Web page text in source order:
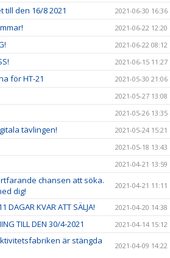
den 16/8 2021 2021-06-30 16:36
2021-06-22 12:20
2021-06-22 08:12
2021-06-15 11:27
för HT-21 2021-05-30 21:06
2021-05-27 13:08
2021-05-26 13:35
tävlingen! 2021-05-24 15:21
2021-05-18 13:43
2021-04-21 13:59
chansen att söka.
dig!
2021-04-21 11:11
DAGAR KVAR ATT SÄLJA! 2021-04-20 14:38
TILL DEN 30/4-2021 2021-04-14 15:12
är stängda
2021-04-09 14:22